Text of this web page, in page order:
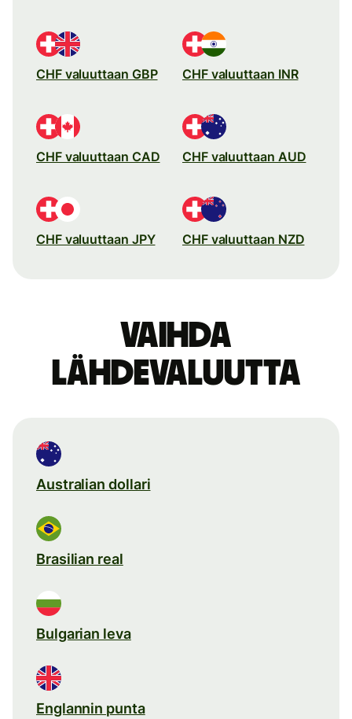
CHF valuuttaan GBP CHF valuuttaan INR
CHF valuuttaan CAD CHF valuuttaan AUD
CHF valuuttaan JPY CHF valuuttaan NZD
Vaihda
lähdevaluutta
Australian dollari
Brasilian real
Bulgarian leva
Englannin punta